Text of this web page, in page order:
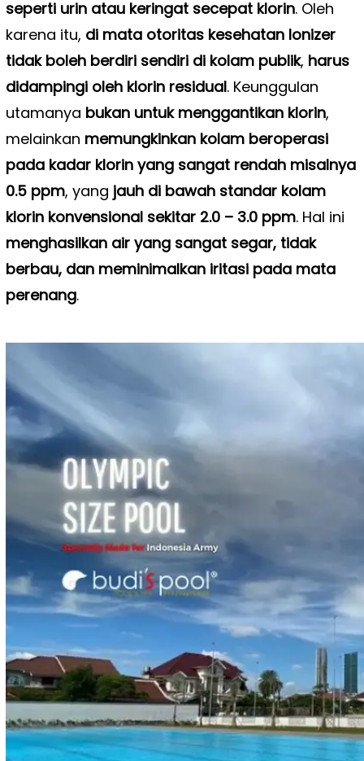
seperti urin atau keringat secepat klorin. Oleh
karena itu, di mata otoritas kesehatan Ionizer
tidak boleh berdiri sendiri di kolam publik, harus
didampingi oleh klorin residual. Keunggulan
utamanya bukan untuk menggantikan klorin,
melainkan memungkinkan kolam beroperasi
pada kadar klorin yang sangat rendah misalnya
0.5 ppm, yang jauh di bawah standar kolam
klorin konvensional sekitar 2.0 – 3.0 ppm. Hal ini
menghasilkan air yang sangat segar, tidak
berbau, dan meminimalkan iritasi pada mata
perenang.